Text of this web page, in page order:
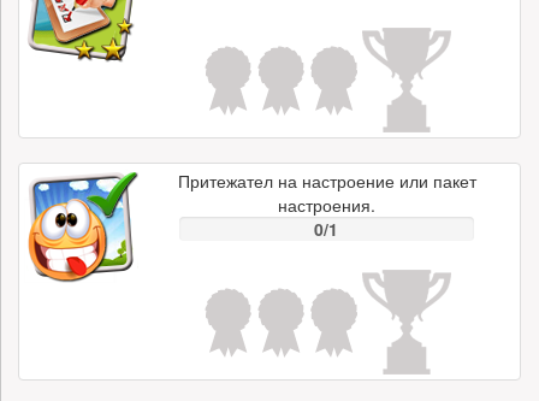
Притежател на настроение или пакет
настроения.
0/1